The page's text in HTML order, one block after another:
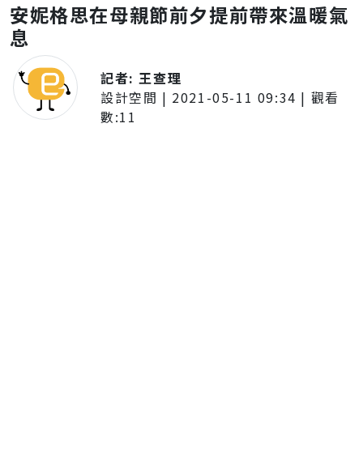
安妮格思在母親節前夕提前帶來溫暖氣
息
記者:王查理
設計空間 | 2021-05-11 09:34 | 觀看
數:11